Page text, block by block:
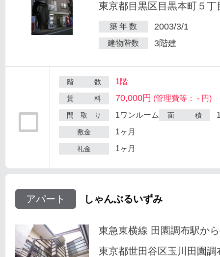
東京都目黒区目黒本町５丁
築 年 数 2003/3/1
建物階数 3階建
階 数 1階
賃 料 70,000円 (管理費等： - 円)
間 取 り 1ワンルーム 面 積
敷金 1ヶ月
礼金 1ヶ月
アパート しゃんぶるいずみ
東急東横線 田園調布駅か
東京都世田谷区玉川田園調